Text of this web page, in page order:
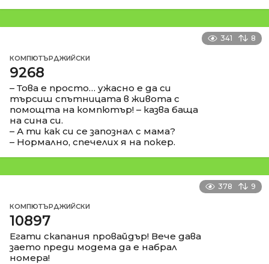
341 8
КОМПЮТЪРДЖИЙСКИ
9268
– Това е просто… ужасно е да си
търсиш спътницата в живота с
помощта на компютър! – казва баща
на сина си.
– А ти как си се запознал с мама?
– Нормално, спечелих я на покер.
378 9
КОМПЮТЪРДЖИЙСКИ
10897
Егати скапания провайдър! Вече дава
заето преди модема да е набрал
номера!